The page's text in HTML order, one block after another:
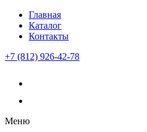
Главная
Каталог
Контакты
+7 (812) 926-42-78
Меню